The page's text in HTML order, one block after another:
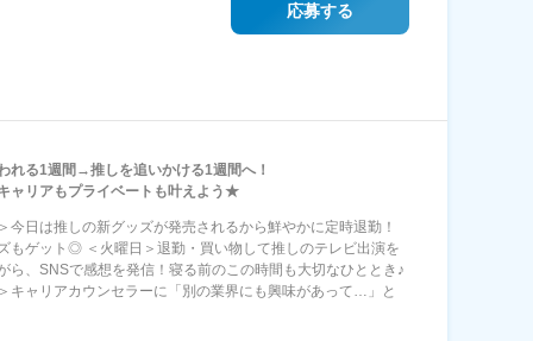
応募する
れる1週間→推しを追いかける1週間へ！
ャリアもプライベートも叶えよう★
今日は推しの新グッズが発売されるから鮮やかに定時退勤！
もゲット◎ ＜火曜日＞退勤・買い物して推しのテレビ出演を
ら、SNSで感想を発信！寝る前のこの時間も大切なひととき♪
キャリアカウンセラーに「別の業界にも興味があって…」と